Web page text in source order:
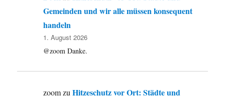
Gemeinden und wir alle müssen konsequent
handeln
1. August 2026
@zoom Danke.
zoomzuHitzeschutz vor Ort: Städte und